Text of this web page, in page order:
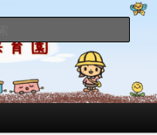
のブログ
す。園の日常を綴っています。
索